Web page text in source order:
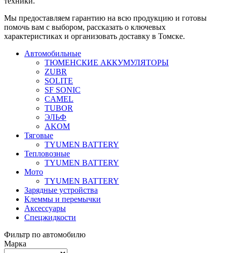
Мы предоставляем гарантию на всю продукцию и готовы
помочь вам с выбором, рассказать о ключевых
характеристиках и организовать доставку в Томске.
Автомобильные
ТЮМЕНСКИЕ АККУМУЛЯТОРЫ
ZUBR
SOLITE
SF SONIC
CAMEL
TUBOR
ЭЛЬФ
AKOM
Тяговые
TYUMEN BATTERY
Тепловозные
TYUMEN BATTERY
Мото
TYUMEN BATTERY
Зарядные устройства
Клеммы и перемычки
Аксессуары
Спецжидкости
Фильтр по автомобилю
Марка